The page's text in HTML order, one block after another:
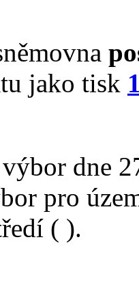
jako tisk
dne
pro
( ).